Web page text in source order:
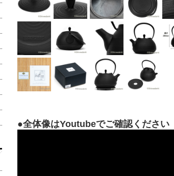
●全体像はYoutubeでご確認ください